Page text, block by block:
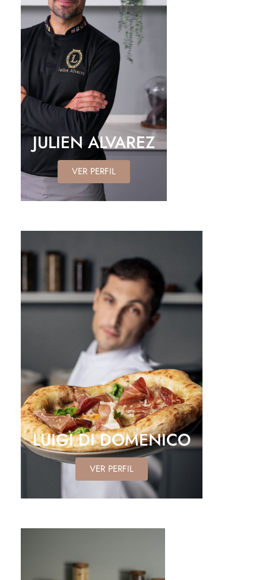
JULIEN ALVAREZ
VER PERFIL
LUIGI DI DOMENICO
VER PERFIL